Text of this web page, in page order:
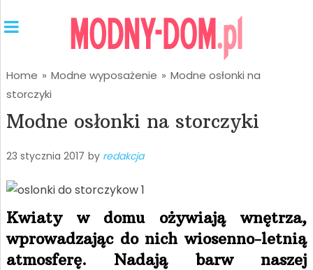
Home » Modne wyposażenie » Modne osłonki na
storczyki
Modne osłonki na storczyki
23 stycznia 2017 by redakcja
Kwiaty w domu ożywiają wnętrza,
wprowadzając do nich wiosenno-letnią
atmosferę. Nadają barw naszej